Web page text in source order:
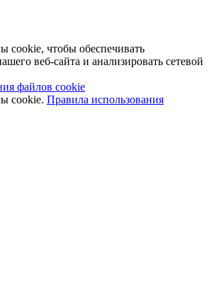
cookie, чтобы обеспечивать
веб-сайта и анализировать сетевой
файлов cookie
cookie. Правила использования